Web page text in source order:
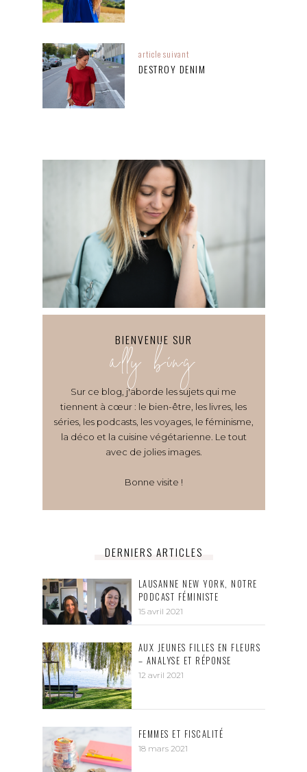
article suivant
DESTROY DENIM
BIENVENUE SUR
ally bing
Sur ce blog, j'aborde les sujets qui me
tiennent à cœur : le bien-être, les livres, les
séries, les podcasts, les voyages, le féminisme,
la déco et la cuisine végétarienne. Le tout
avec de jolies images.
Bonne visite !
DERNIERS ARTICLES
LAUSANNE NEW YORK, NOTRE
PODCAST FÉMINISTE
15 avril 2021
AUX JEUNES FILLES EN FLEURS
– ANALYSE ET RÉPONSE
12 avril 2021
FEMMES ET FISCALITÉ
18 mars 2021